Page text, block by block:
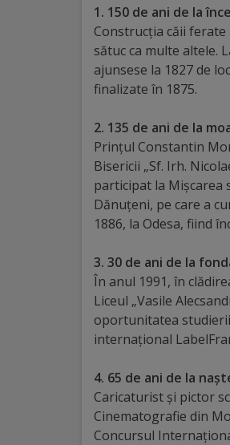
Distincții
Cetățeni
onoare
Deținători
titlului
„Merite
pentru
Ungheni”
Excelență
1. 150 de ani de la
Construcția căii
sătuc ca multe altele.
ajunsese la 1827 de
finalizate în 1875.
2. 135 de ani de la
Prințul Constantin
Bisericii „Sf. Irh.
participat la Mișcarea
Dănuțeni, pe care a
1886, la Odesa, fiind
3. 30 de ani de la
În anul 1991, în
Liceul „Vasile
oportunitatea
internațional
4. 65 de ani de la
Caricaturist și pictor
Cinematografie din
Concursul